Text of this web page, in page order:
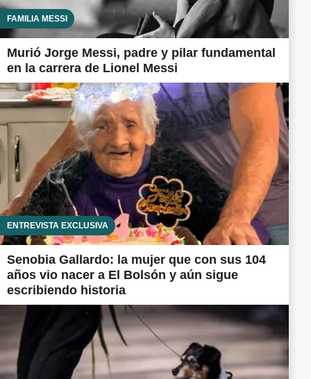
FAMILIA MESSI
Murió Jorge Messi, padre y pilar fundamental
en la carrera de Lionel Messi
ENTREVISTA EXCLUSIVA
Senobia Gallardo: la mujer que con sus 104
años vio nacer a El Bolsón y aún sigue
escribiendo historia